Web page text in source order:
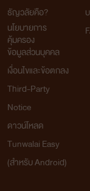
ธัญวลัยคือ?
นโยบายการ
คุ้มครอง
ข้อมูลส่วนบุคคล
เงื่อนไขและข้อตกลง
Third-Party
Notice
ดาวน์โหลด
Tunwalai Easy
(สำหรับ Android)